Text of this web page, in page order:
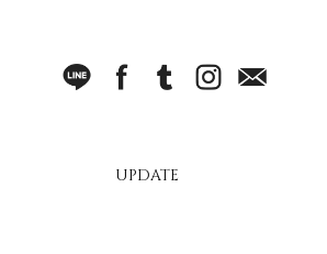
LINE facebookTumblr Instagram
UPDATE